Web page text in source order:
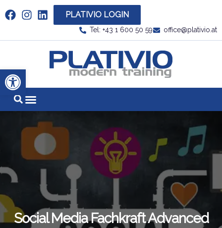
Werkzeugleiste öffnen
Link zu https://www.linkedin.com/company/
PLATIVIO LOGIN
Tel: +43 1 600 50 59 office@plativio.at
Link zu
Social Media Fachkraft Advanced